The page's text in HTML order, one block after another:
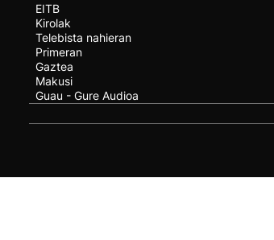
EITB
Kirolak
Telebista nahieran
Primeran
Gaztea
Makusi
Guau - Gure Audioa